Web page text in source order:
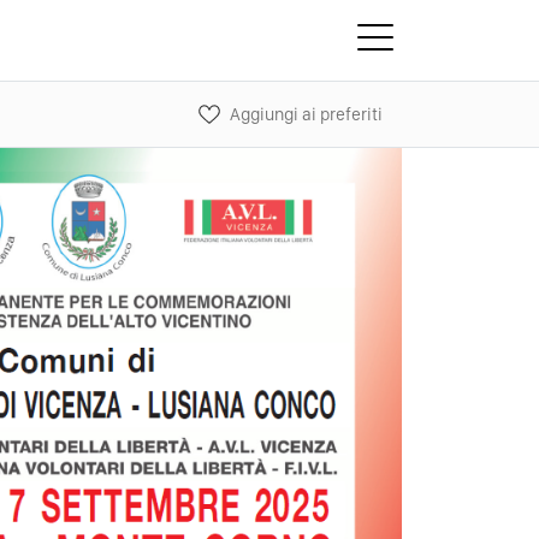
Aggiungi ai preferiti